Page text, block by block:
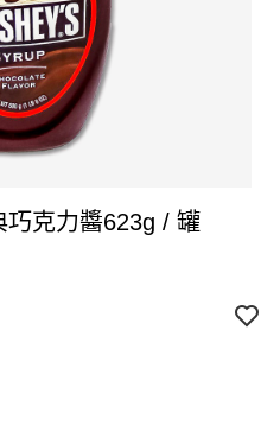
巧克力醬623g / 罐